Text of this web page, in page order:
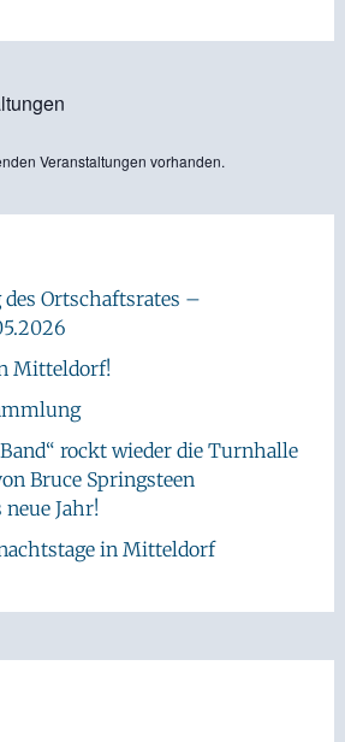
Veranstaltungen vorhanden.
Ortschaftsrates –
Mitteldorf!
rockt wieder die Turnhalle
Bruce Springsteen
Jahr!
in Mitteldorf